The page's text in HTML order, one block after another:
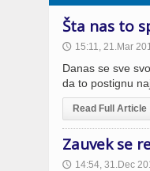
Šta nas to
🕔 15:11, 21.Mar
Danas se sve
da to postignu
Read Full Article
Zauvek se
🕔 14:54, 31.Dec